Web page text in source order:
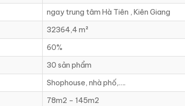
ngay trung tâm Hà Tiên , Kiên Giang
32364,4 m²
60%
30 sản phẩm
Shophouse, nhà phố,….
78m2 – 145m2